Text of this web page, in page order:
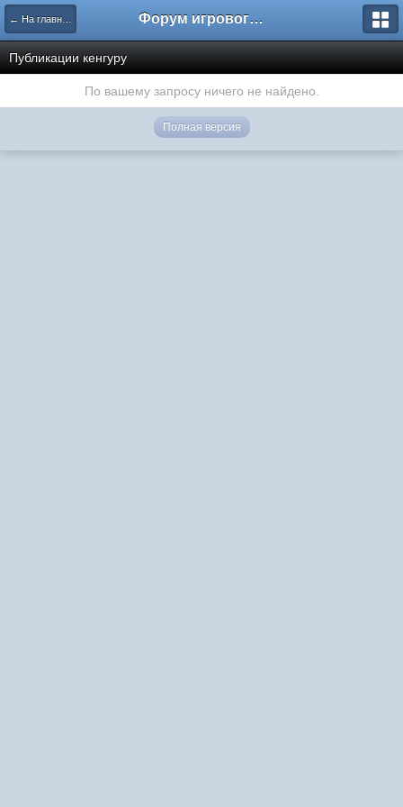
← На главную Форум игрового проекта Riverrise
Публикации кенгуру
По вашему запросу ничего не найдено.
Полная версия